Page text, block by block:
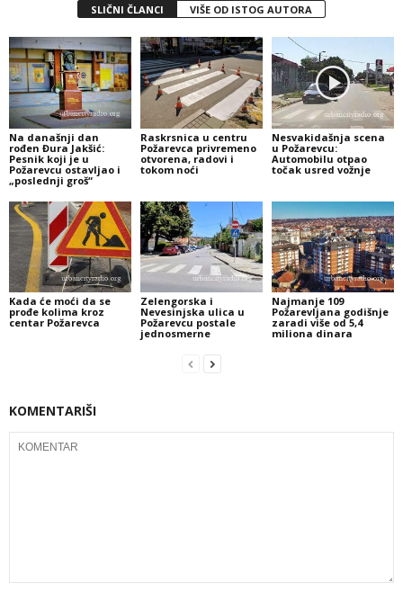
SLIČNI ČLANCI VIŠE OD ISTOG AUTORA
Na današnji dan
rođen Đura Jakšić:
Pesnik koji je u
Požarevcu ostavljao i
„poslednji groš“
Raskrsnica u centru
Požarevca privremeno
otvorena, radovi i
tokom noći
Nesvakidašnja scena
u Požarevcu:
Automobilu otpao
točak usred vožnje
Kada će moći da se
prođe kolima kroz
centar Požarevca
Zelengorska i
Nevesinjska ulica u
Požarevcu postale
jednosmerne
Najmanje 109
Požarevljana godišnje
zaradi više od 5,4
miliona dinara
KOMENTARIŠI